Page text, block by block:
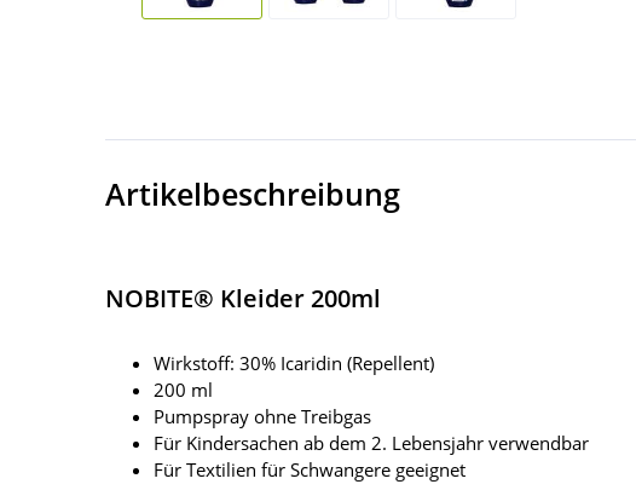
Artikelbeschreibung
NOBITE® Kleider 200ml
Wirkstoff: 30% Icaridin (Repellent)
200 ml
Pumpspray ohne Treibgas
Für Kindersachen ab dem 2. Lebensjahr verwendbar
Für Textilien für Schwangere geeignet